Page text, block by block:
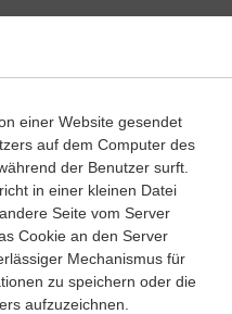
Deutsch Englisch
Latein Mathematik
einer Website gesendet
auf dem Computer des
der Benutzer surft.
in einer kleinen Datei
Seite vom Server
Cookie an den Server
Mechanismus für
zu speichern oder die
aufzuzeichnen.